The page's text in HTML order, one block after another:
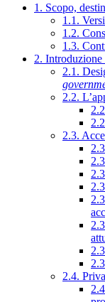
1. Scopo,
1.1.
1.2.
1.3.
2.
2.1.
2.2.
2.3.
2.4.